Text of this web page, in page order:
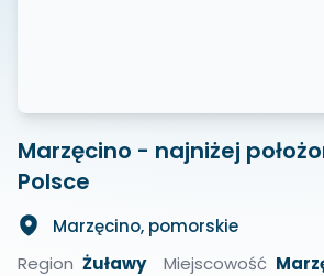
Marzęcino - najniżej
Polsce
Marzęcino, pomorskie
Region Żuławy Miejscowość